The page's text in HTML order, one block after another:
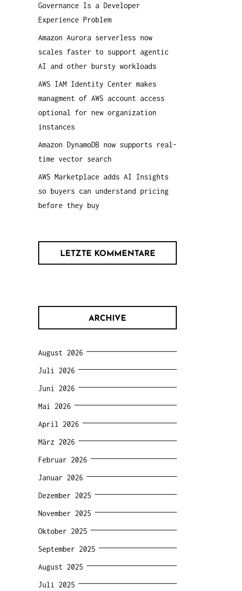
a
c
h
:
Governance Is a Developer
Experience Problem
Amazon Aurora serverless now
scales faster to support agentic
AI and other bursty workloads
AWS IAM Identity Center makes
managment of AWS account access
optional for new organization
instances
Amazon DynamoDB now supports real-
time vector search
AWS Marketplace adds AI Insights
so buyers can understand pricing
before they buy
LETZTE KOMMENTARE
ARCHIVE
August 2026
Juli 2026
Juni 2026
Mai 2026
April 2026
März 2026
Februar 2026
Januar 2026
Dezember 2025
November 2025
Oktober 2025
September 2025
August 2025
Juli 2025